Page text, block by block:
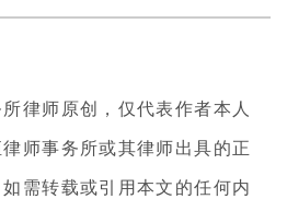
律师原创，仅代表作者本人
师事务所或其律师出具的正
需转载或引用本文的任何内